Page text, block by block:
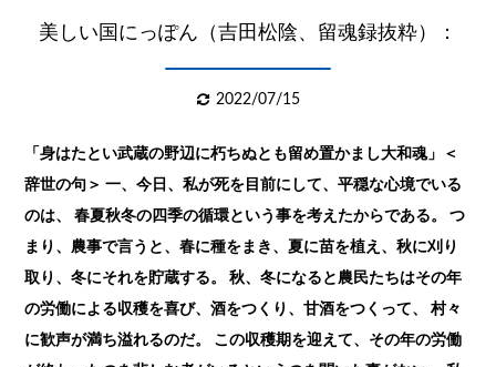
美しい国にっぽん（吉田松陰、留魂録抜粋）：
2022/07/15
「身はたとい武蔵の野辺に朽ちぬとも留め置かまし大和魂」＜
辞世の句＞ 一、今日、私が死を目前にして、平穏な心境でいる
のは、 春夏秋冬の四季の循環という事を考えたからである。 つ
まり、農事で言うと、春に種をまき、夏に苗を植え、秋に刈り
取り、冬にそれを貯蔵する。 秋、冬になると農民たちはその年
の労働による収穫を喜び、酒をつくり、甘酒をつくって、 村々
に歓声が満ち溢れるのだ。 この収穫期を迎えて、その年の労働